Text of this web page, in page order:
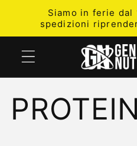
Skip to
content
Siamo in ferie dal
spedizioni